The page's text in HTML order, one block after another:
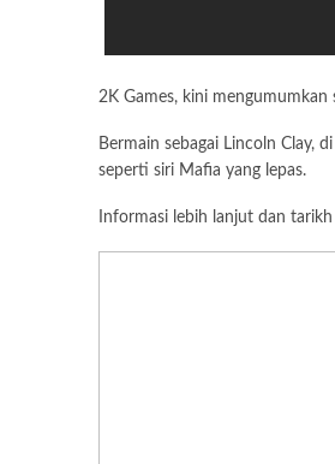
2K Games, kini
Bermain sebagai Lincoln Clay,
seperti siri Mafia yang lepas.
Informasi lebih lanjut dan